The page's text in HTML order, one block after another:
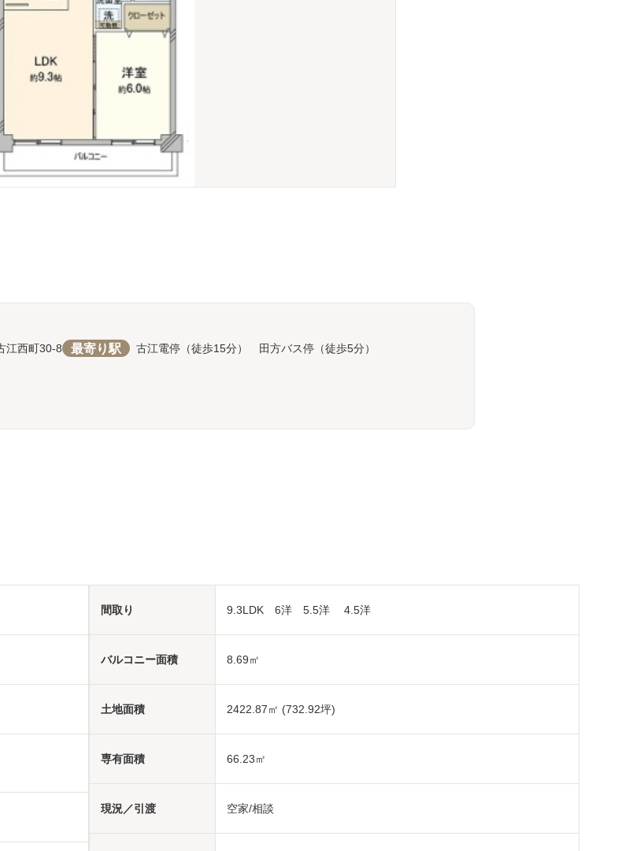
江西町30-8 最寄り駅 古江電停（徒歩15分） 田方バス停（徒歩5分）
間取り 9.3LDK 6洋 5.5洋 4.5洋
バルコニー面積 8.69㎡
土地面積 2422.87㎡ (732.92坪)
専有面積 66.23㎡
現況／引渡 空家/相談